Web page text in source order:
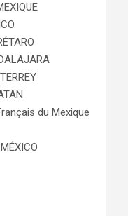
du Mexique